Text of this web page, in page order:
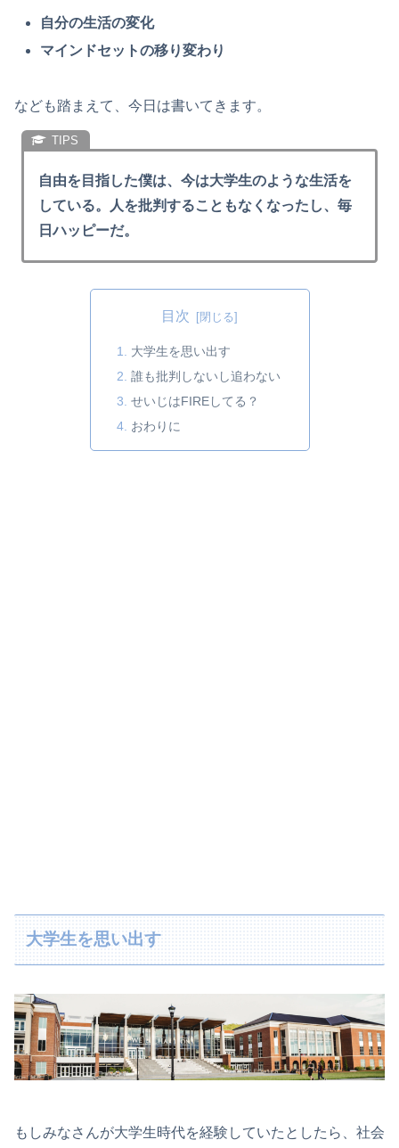
自分の生活の変化
マインドセットの移り変わり
なども踏まえて、今日は書いてきます。
自由を目指した僕は、今は大学生のような生活を
している。人を批判することもなくなったし、毎
日ハッピーだ。
目次
大学生を思い出す
誰も批判しないし追わない
せいじはFIREしてる？
おわりに
大学生を思い出す
もしみなさんが大学生時代を経験していたとしたら、社会